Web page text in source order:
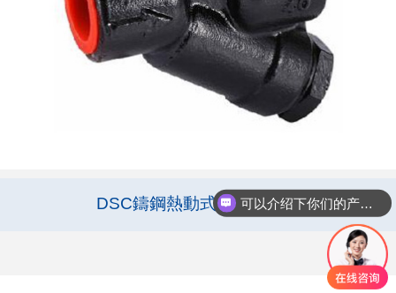
DSC鑄鋼熱動式蒸汽疏水閥 可以介绍下你们的产品么